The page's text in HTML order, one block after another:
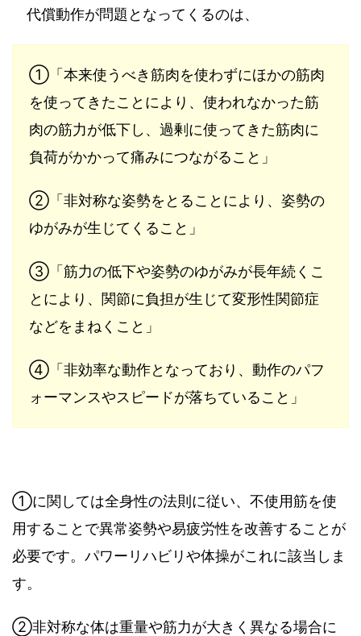
代償動作が問題となってくるのは、
①「本来使うべき筋肉を使わずにほかの筋肉
を使ってきたことにより、使われなかった筋
肉の筋力が低下し、過剰に使ってきた筋肉に
負荷がかかって痛みにつながること」
②「非対称な姿勢をとることにより、姿勢の
ゆがみが生じてくること」
③「筋力の低下や姿勢のゆがみが長年続くこ
とにより、関節に負担が生じて変形性関節症
などをまねくこと」
④「非効率な動作となっており、動作のパフ
ォーマンスやスピードが落ちていること」
①に関しては全身性の法則に従い、不使用筋を使
用することで異常姿勢や易疲労性を改善することが
必要です。パワーリハビリや体操がこれに該当しま
す。
②非対称な体は重量や筋力が大きく異なる場合に